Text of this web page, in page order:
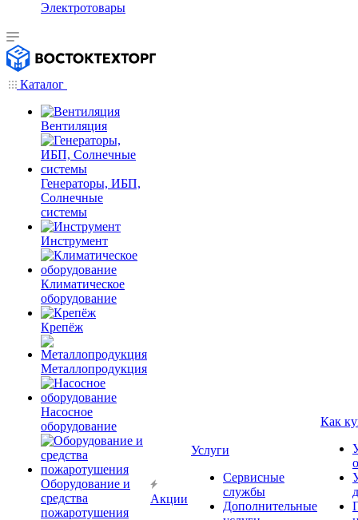
Электротовары
Каталог
Вентиляция
Генераторы, ИБП,
Солнечные
системы
Инструмент
Климатическое
оборудование
Крепёж
Металлопродукция
Насосное
оборудование
Оборудование и
средства
пожаротушения
Акции
Услуги
Сервисные
службы
Дополнительные
Как